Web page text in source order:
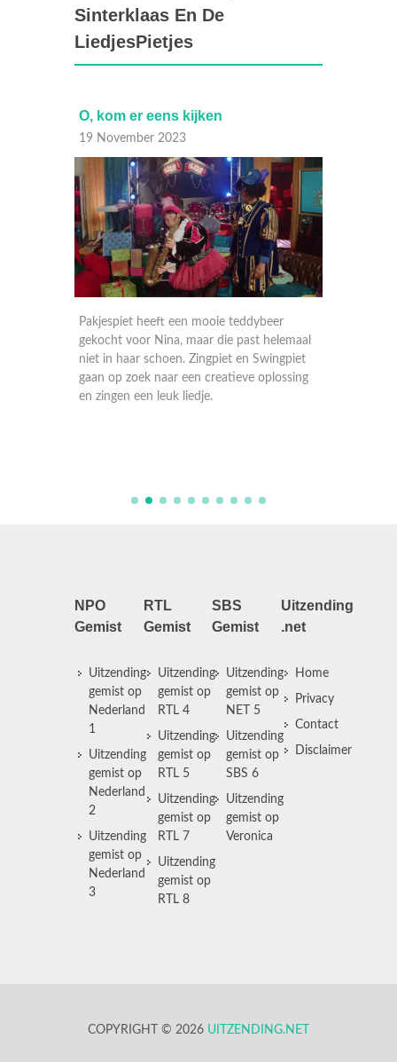
Sinterklaas En De
LiedjesPietjes
O, kom er eens kijken
19 November 2023
Pakjespiet heeft een mooie teddybeer
gekocht voor Nina, maar die past helemaal
niet in haar schoen. Zingpiet en Swingpiet
gaan op zoek naar een creatieve oplossing
en zingen een leuk liedje.
NPO
Gemist
Uitzending
gemist op
Nederland
1
Uitzending
gemist op
Nederland
2
Uitzending
gemist op
Nederland
3
RTL
Gemist
Uitzending
gemist op
RTL 4
Uitzending
gemist op
RTL 5
Uitzending
gemist op
RTL 7
Uitzending
gemist op
RTL 8
SBS
Gemist
Uitzending
gemist op
NET 5
Uitzending
gemist op
SBS 6
Uitzending
gemist op
Veronica
Uitzending
.net
Home
Privacy
Contact
Disclaimer
COPYRIGHT © 2026 UITZENDING.NET